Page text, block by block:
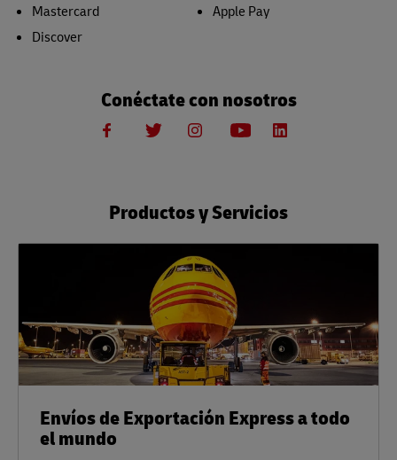
Mastercard
Discover
Apple Pay
Conéctate con nosotros
Productos y Servicios
Envíos de Exportación Express a todo
el mundo